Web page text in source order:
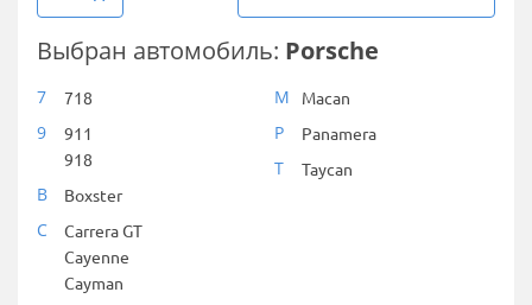
Выбран автомобиль: Porsche
7 718
9
911
918
B Boxster
C
Carrera GT
Cayenne
Cayman
M Macan
P Panamera
T Taycan